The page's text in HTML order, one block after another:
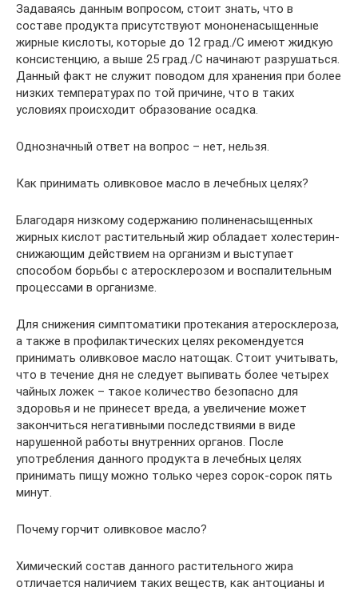
Задаваясь данным вопросом, стоит знать, что в
составе продукта присутствуют мононенасыщенные
жирные кислоты, которые до 12 град./С имеют жидкую
консистенцию, а выше 25 град./С начинают разрушаться.
Данный факт не служит поводом для хранения при более
низких температурах по той причине, что в таких
условиях происходит образование осадка.
Однозначный ответ на вопрос – нет, нельзя.
Как принимать оливковое масло в лечебных целях?
Благодаря низкому содержанию полиненасыщенных
жирных кислот растительный жир обладает холестерин-
снижающим действием на организм и выступает
способом борьбы с атеросклерозом и воспалительным
процессами в организме.
Для снижения симптоматики протекания атеросклероза,
а также в профилактических целях рекомендуется
принимать оливковое масло натощак. Стоит учитывать,
что в течение дня не следует выпивать более четырех
чайных ложек – такое количество безопасно для
здоровья и не принесет вреда, а увеличение может
закончиться негативными последствиями в виде
нарушенной работы внутренних органов. После
употребления данного продукта в лечебных целях
принимать пищу можно только через сорок-сорок пять
минут.
Почему горчит оливковое масло?
Химический состав данного растительного жира
отличается наличием таких веществ, как антоцианы и